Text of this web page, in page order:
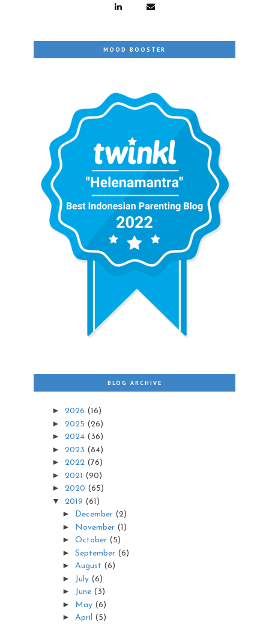
MOOD BOOSTER
BLOG ARCHIVE
►2026 (16)
►2025 (26)
►2024 (36)
►2023 (84)
►2022 (76)
►2021 (90)
►2020 (65)
▼2019 (61)
► December (2)
► November (1)
►October (5)
►September (6)
► August (6)
► July (6)
► June (3)
► May (6)
► April (5)